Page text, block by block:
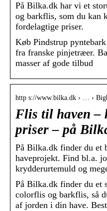
På Bilka.dk har vi et
og barkflis, som du kan
fordelagtige priser.
Køb Pindstrup
fra franske pinjetræer.
masser af gode tilbud
http s://www.bilka.dk › … ›
Flis til haven –
priser – på
På Bilka.dk finder du et
haveprojekt. Find bl.a.
krydderurtemuld og
På Bilka.dk finder du et
colorflis og barkflis, så
af jorden i din have.